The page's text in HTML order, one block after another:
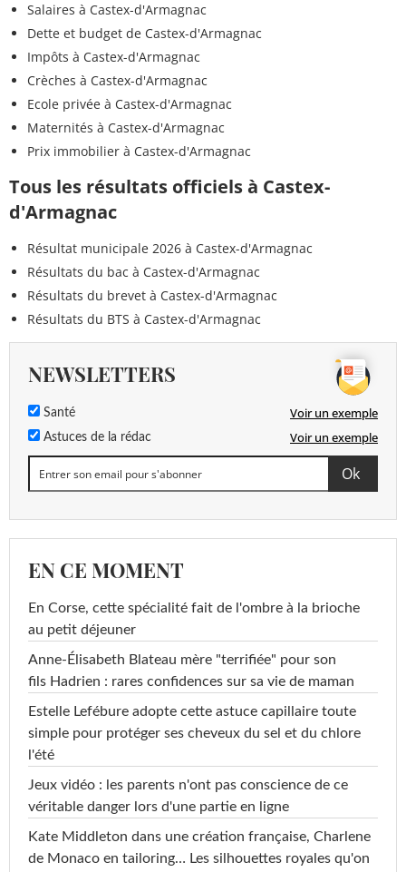
Salaires à Castex-d'Armagnac
Dette et budget de Castex-d'Armagnac
Impôts à Castex-d'Armagnac
Crèches à Castex-d'Armagnac
Ecole privée à Castex-d'Armagnac
Maternités à Castex-d'Armagnac
Prix immobilier à Castex-d'Armagnac
Tous les résultats officiels à Castex-
d'Armagnac
Résultat municipale 2026 à Castex-d'Armagnac
Résultats du bac à Castex-d'Armagnac
Résultats du brevet à Castex-d'Armagnac
Résultats du BTS à Castex-d'Armagnac
NEWSLETTERS
Santé Voir un exemple
Astuces de la rédac Voir un exemple
EN CE MOMENT
En Corse, cette spécialité fait de l'ombre à la brioche
au petit déjeuner
Anne-Élisabeth Blateau mère "terrifiée" pour son
fils Hadrien : rares confidences sur sa vie de maman
Estelle Lefébure adopte cette astuce capillaire toute
simple pour protéger ses cheveux du sel et du chlore
l'été
Jeux vidéo : les parents n'ont pas conscience de ce
véritable danger lors d'une partie en ligne
Kate Middleton dans une création française, Charlene
de Monaco en tailoring… Les silhouettes royales qu'on